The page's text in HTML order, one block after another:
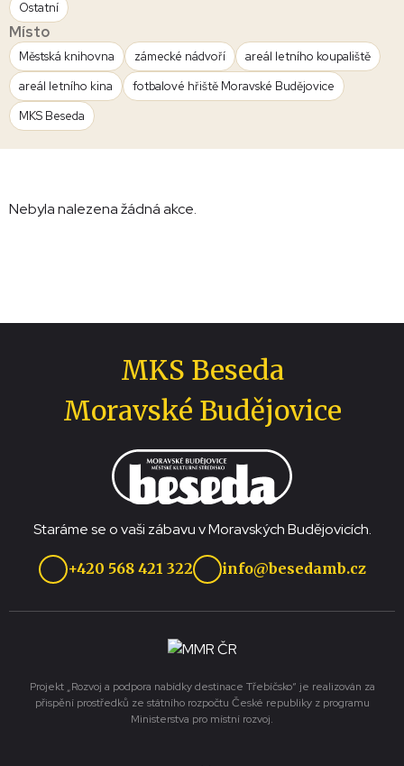
Ostatní
Místo
Městská knihovna zámecké nádvoří
areál letního koupaliště
areál letního kina
fotbalové hřiště Moravské Budějovice
MKS Beseda
Nebyla nalezena žádná akce.
MKS Beseda
Moravské Budějovice
Staráme se o vaši zábavu v Moravských Budějovicích.
+420 568 421 322 info@besedamb.cz
Projekt „Rozvoj a podpora nabídky destinace Třebíčsko“ je realizován za
přispění prostředků ze státního rozpočtu České republiky z programu
Ministerstva pro místní rozvoj.